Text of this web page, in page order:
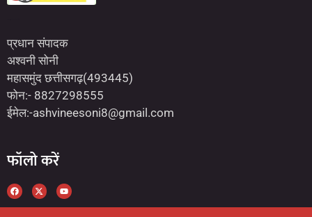
प्रधान संपादक
अश्वनी सोनी
महासमुंद छत्तीसगढ़(493445)
फोन:- 8827298555
ईमेल:-ashvineesoni8@gmail.com
फॉलो करें